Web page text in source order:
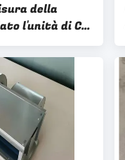
della
l'unità di CA